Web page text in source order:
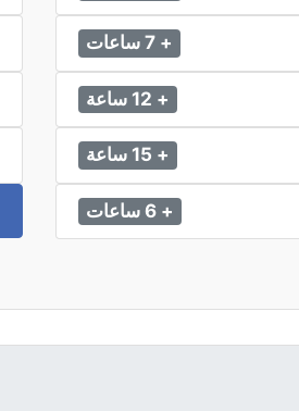
+ 7 ساعات
+ 12 ساعة
+ 15 ساعة
+ 6 ساعات